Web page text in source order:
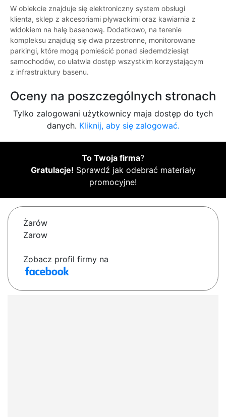
W obiekcie znajduje się elektroniczny system obsługi
klienta, sklep z akcesoriami pływackimi oraz kawiarnia z
widokiem na halę basenową. Dodatkowo, na terenie
kompleksu znajdują się dwa przestronne, monitorowane
parkingi, które mogą pomieścić ponad siedemdziesiąt
samochodów, co ułatwia dostęp wszystkim korzystającym
z infrastruktury basenu.
Oceny na poszczególnych stronach
Tylko zalogowani użytkownicy maja dostęp do tych
danych. Kliknij, aby się zalogować.
To Twoja firma?
Gratulacje! Sprawdź jak odebrać materiały
promocyjne!
Żarów
Zarow
Zobacz profil firmy na